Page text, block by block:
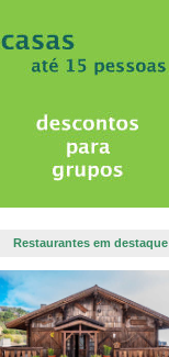
Restaurantes em destaque